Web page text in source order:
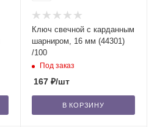
Ключ свечной с карданным
шарниром, 16 мм (44301)
/100
Под заказ
167₽/шт
В КОРЗИНУ